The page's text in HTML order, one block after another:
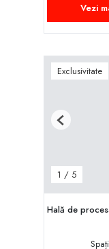
Vezi
Exclusivitate
1 / 5
Previous
Hală de